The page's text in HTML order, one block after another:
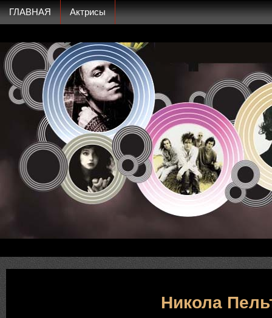
ГЛАВНАЯ Актрисы
Никола